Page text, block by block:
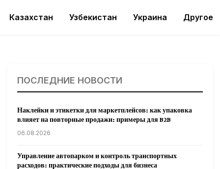
Казахстан Узбекистан Украина Другое
ПОСЛЕДНИЕ НОВОСТИ
Наклейки и этикетки для маркетплейсов: как упаковка
влияет на повторные продажи: примеры для B2B
06.08.2026
Управление автопарком и контроль транспортных
расходов: практические подходы для бизнеса